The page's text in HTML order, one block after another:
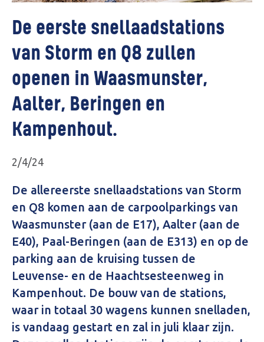
De eerste snellaadstations
van Storm en Q8 zullen
openen in Waasmunster,
Aalter, Beringen en
Kampenhout.
2/4/24
De allereerste snellaadstations van Storm
en Q8 komen aan de carpoolparkings van
Waasmunster (aan de E17), Aalter (aan de
E40), Paal-Beringen (aan de E313) en op de
parking aan de kruising tussen de
Leuvense- en de Haachtsesteenweg in
Kampenhout. De bouw van de stations,
waar in totaal 30 wagens kunnen snelladen,
is vandaag gestart en zal in juli klaar zijn.